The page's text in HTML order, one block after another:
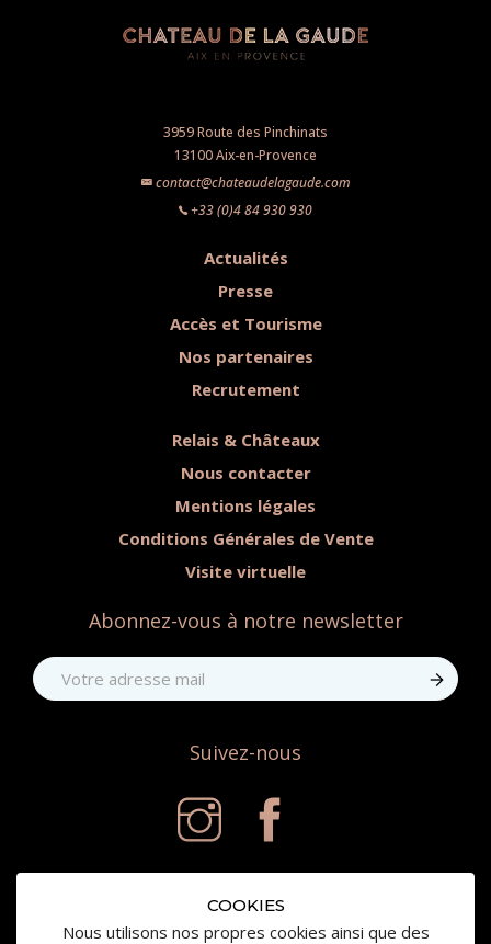
COOKIES
Nous utilisons nos propres cookies ainsi que des
3959 Route des Pinchinats
13100 Aix-en-Provence
contact@chateaudelagaude.com
+33 (0)4 84 930 930
Actualités
Presse
Accès et Tourisme
Nos partenaires
Recrutement
Relais & Châteaux
Nous contacter
Mentions légales
Conditions Générales de Vente
Visite virtuelle
Abonnez-vous à notre newsletter
Suivez-nous